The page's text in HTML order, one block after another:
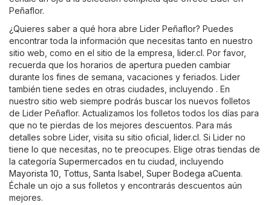
Peñaflor.
¿Quieres saber a qué hora abre Lider Peñaflor? Puedes
encontrar toda la información que necesitas tanto en nuestro
sitio web, como en el sitio de la empresa, lider.cl. Por favor,
recuerda que los horarios de apertura pueden cambiar
durante los fines de semana, vacaciones y feriados. Lider
también tiene sedes en otras ciudades, incluyendo . En
nuestro sitio web siempre podrás buscar los nuevos folletos
de Lider Peñaflor. Actualizamos los folletos todos los días para
que no te pierdas de los mejores descuentos. Para más
detalles sobre Lider, visita su sitio oficial, lider.cl. Si Lider no
tiene lo que necesitas, no te preocupes. Elige otras tiendas de
la categoría Supermercados en tu ciudad, incluyendo
Mayorista 10 Tottus Santa Isabel Super Bodega aCuenta.
Échale un ojo a sus folletos y encontrarás descuentos aún
mejores.